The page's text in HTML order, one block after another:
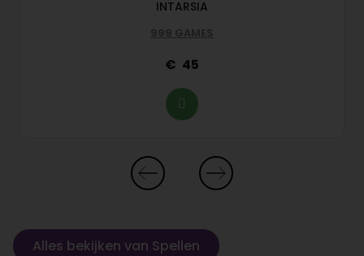
INTARSIA
999 GAMES
45
Alles bekijken van Spellen